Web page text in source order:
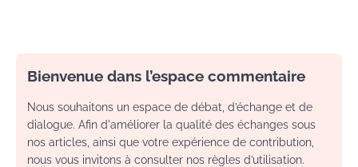
Bienvenue dans l’espace commentaire
Nous souhaitons un espace de débat, d’échange et de
dialogue. Afin d'améliorer la qualité des échanges sous
nos articles, ainsi que votre expérience de contribution,
nous vous invitons à consulter nos règles d’utilisation.